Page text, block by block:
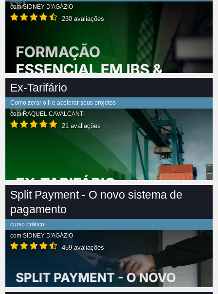
comSIDNEY D'AGÁZIO
230 avaliações
Ex-Tarifário
Como zerar o II e acelerar seus projetos
comRAQUEL CAVALCANTI
21 avaliações
Split Payment - O novo sistema de
pagamento
curso prático
com SIDNEY D'AGÁZIO
459 avaliações